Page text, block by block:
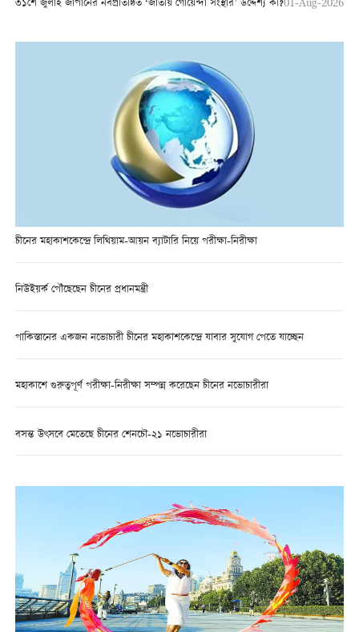
৩১শে জুলাই জাপানের নবপ্রতিষ্ঠিত ‘জাতীয় গোয়েন্দা সংস্থার’ উদ্দেশ্য কী?
চীনের মহাকাশকেন্দ্রে লিথিয়াম-আয়ন ব্যাটারি নিয়ে পরীক্ষা-নিরীক্ষা
নিউইয়র্ক পৌঁছেছেন চীনের প্রধানমন্ত্রী
পাকিস্তানের একজন নভোচারী চীনের মহাকাশকেন্দ্রে যাবার সুযোগ পেতে যাচ্ছেন
মহাকাশে গুরুত্বপূর্ণ পরীক্ষা-নিরীক্ষা সম্পন্ন করেছেন চীনের নভোচারীরা
বসন্ত উৎসবে মেতেছে চীনের শেনচৌ-২১ নভোচারীরা